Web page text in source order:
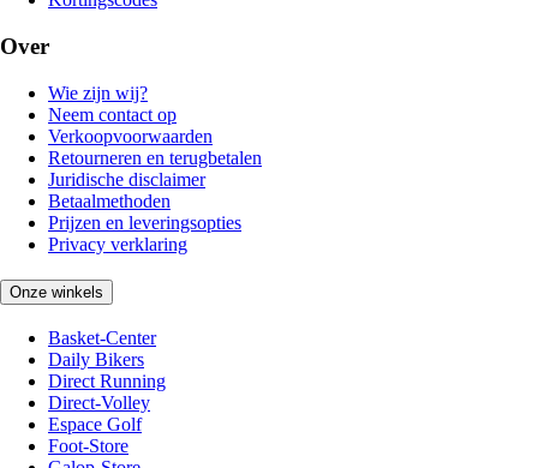
Over
Wie zijn wij?
Neem contact op
Verkoopvoorwaarden
Retourneren en terugbetalen
Juridische disclaimer
Betaalmethoden
Prijzen en leveringsopties
Privacy verklaring
Onze winkels
Basket-Center
Daily Bikers
Direct Running
Direct-Volley
Espace Golf
Foot-Store